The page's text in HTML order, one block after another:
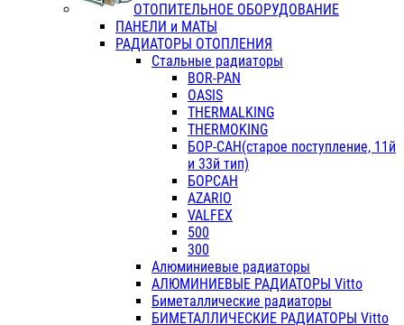
ОТОПИТЕЛЬНОЕ ОБОРУДОВАНИЕ
ПАНЕЛИ и МАТЫ
РАДИАТОРЫ ОТОПЛЕНИЯ
Стальные радиаторы
BOR-PAN
OASIS
THERMALKING
THERMOKING
БОР-САН(старое поступление, 11й
и 33й тип)
БОРСАН
AZARIO
VALFEX
500
300
Алюминиевые радиаторы
АЛЮМИНИЕВЫЕ РАДИАТОРЫ Vitto
Биметаллические радиаторы
БИМЕТАЛЛИЧЕСКИЕ РАДИАТОРЫ Vitto